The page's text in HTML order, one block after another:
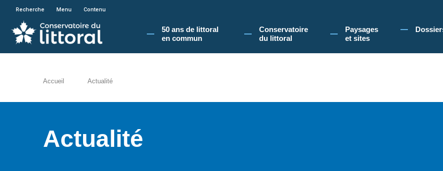
En poursuivant votre navigation sur le site du Conservatoire du littoral, vous acceptez l'utilisation de cookies pour vous
Recherche Menu Contenu
50 ans de littoral
en commun​
Conservatoire
du littoral
Paysages
et sites
Accueil Actualité
Actualité